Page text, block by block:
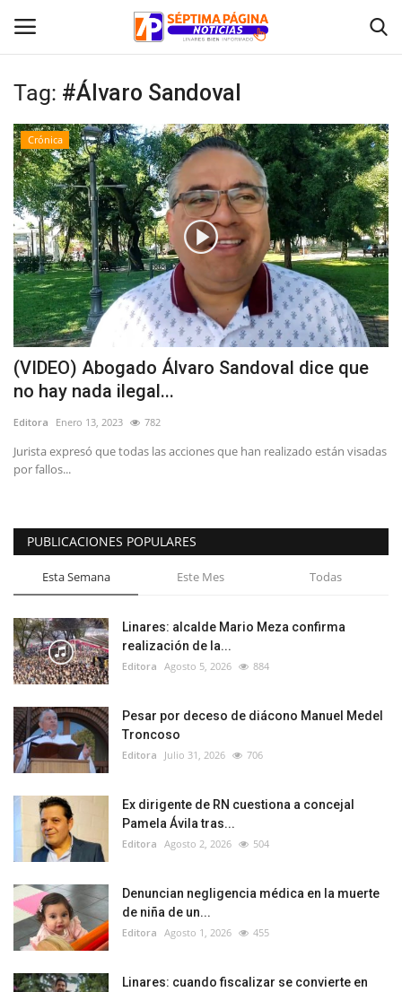
Inicio
Crónica
Policial
Tribunales
Deporte
Política
Espectáculos
Tag: #Álvaro Sandoval
Crónica
(VIDEO) Abogado Álvaro Sandoval dice que
no hay nada ilegal...
Editora Enero 13, 2023 782
Jurista expresó que todas las acciones que han realizado están visadas
por fallos...
PUBLICACIONES POPULARES
Esta Semana Este Mes Todas
Linares: alcalde Mario Meza confirma
realización de la...
Editora Agosto 5, 2026 884
Pesar por deceso de diácono Manuel Medel
Troncoso
Editora Julio 31, 2026 706
Ex dirigente de RN cuestiona a concejal
Pamela Ávila tras...
Editora Agosto 2, 2026 504
Denuncian negligencia médica en la muerte
de niña de un...
Editora Agosto 1, 2026 455
Linares: cuando fiscalizar se convierte en